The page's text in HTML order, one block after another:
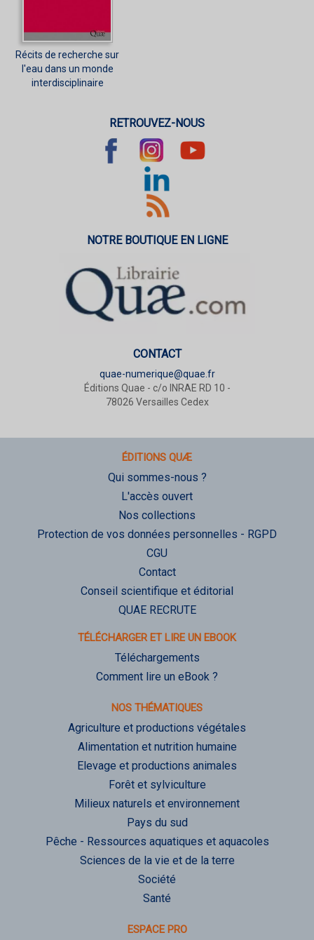
Récits de recherche sur
l'eau dans un monde
interdisciplinaire
RETROUVEZ-NOUS
NOTRE BOUTIQUE EN LIGNE
CONTACT
quae-numerique@quae.fr
Éditions Quae - c/o INRAE RD 10 -
78026 Versailles Cedex
ÉDITIONS QUÆ
Qui sommes-nous ?
L'accès ouvert
Nos collections
Protection de vos données personnelles - RGPD
CGU
Contact
Conseil scientifique et éditorial
QUAE RECRUTE
TÉLÉCHARGER ET LIRE UN EBOOK
Téléchargements
Comment lire un eBook ?
NOS THÉMATIQUES
Agriculture et productions végétales
Alimentation et nutrition humaine
Elevage et productions animales
Forêt et sylviculture
Milieux naturels et environnement
Pays du sud
Pêche - Ressources aquatiques et aquacoles
Sciences de la vie et de la terre
Société
Santé
ESPACE PRO